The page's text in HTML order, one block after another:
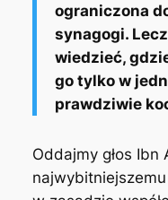
ograniczona
synagogi.
wiedzieć,
go tylko w
prawdziwie
Oddajmy głos Ibn